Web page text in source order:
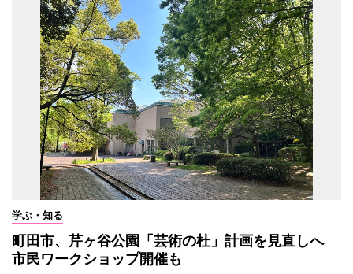
学ぶ・知る
町田市、芹ヶ谷公園「芸術の杜」計画を見直しへ
市民ワークショップ開催も